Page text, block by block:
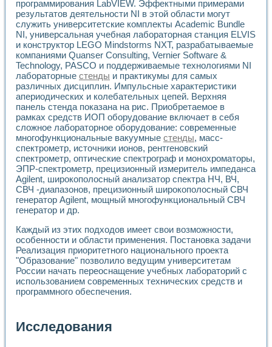
программирования LabVIEW. Эффектными примерами
результатов деятельности NI в этой области могут
служить университетские комплекты Academic Bundle
NI, универсальная учебная лабораторная станция ELVIS
и конструктор LEGO Mindstorms NXT, разрабатываемые
компаниями Quanser Consulting, Vernier Software &
Technology, PASCO и поддерживаемые технологиями NI
лабораторные стенды и практикумы для самых
различных дисциплин. Импульсные характеристики
апериодических и колебательных цепей. Верхняя
панель стенда показана на рис. Приобретаемое в
рамках средств ИОП оборудование включает в себя
сложное лабораторное оборудование: современные
многофункциональные вакуумные стенды, масс-
спектрометр, источники ионов, рентгеновский
спектрометр, оптические спектрограф и монохроматоры,
ЭПР-спектрометр, прецизионный измеритель импеданса
Agilent, широкополосный анализатор спектра НЧ, ВЧ,
СВЧ -диапазонов, прецизионный широкополосный СВЧ
генератор Agilent, мощный многофункциональный СВЧ
генератор и др.
Каждый из этих подходов имеет свои возможности,
особенности и области применения. Постановка задачи
Реализация приоритетного национального проекта
"Образование" позволило ведущим университетам
России начать переоснащение учебных лабораторий с
использованием современных технических средств и
программного обеспечения.
Исследования